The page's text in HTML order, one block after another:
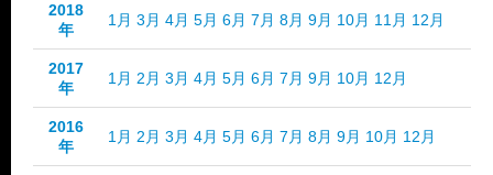
2018
年
1月 3月 4月 5月 6月 7月 8月 9月 10月 11月 12月
2017
年
1月 2月 3月 4月 5月 6月 7月 9月 10月 12月
2016
年
1月 2月 3月 4月 5月 6月 7月 8月 9月 10月 12月